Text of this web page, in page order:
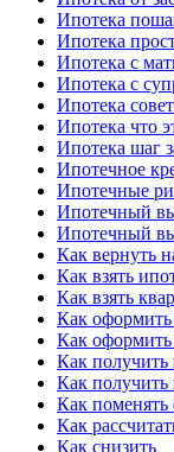
Ипотека
Ипотека
Ипотека с
Ипотека с
Ипотека
Ипотека что
Ипотека шаг
Ипотечное
Ипотечные
Ипотечный
Ипотечный
Как вернуть
Как взять
Как взять
Как оформить
Как оформить
Как получить
Как получить
Как поменять
Как
Как снизить